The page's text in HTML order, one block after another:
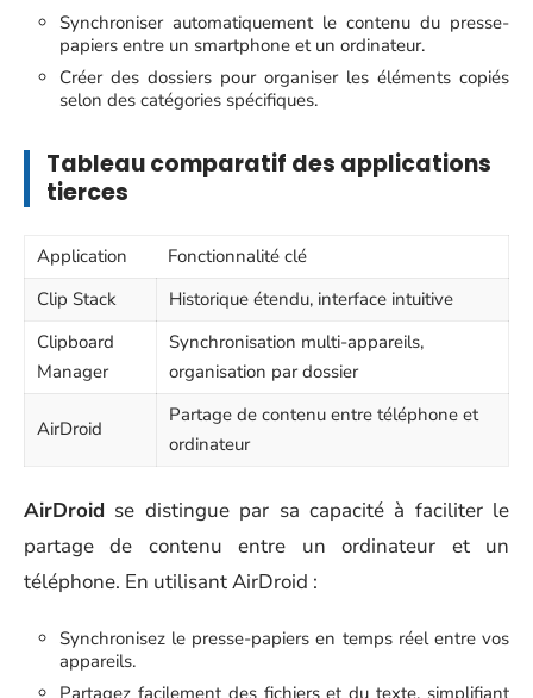
Synchroniser automatiquement le contenu du presse-
papiers entre un smartphone et un ordinateur.
Créer des dossiers pour organiser les éléments copiés
selon des catégories spécifiques.
Tableau comparatif des applications
tierces
Application
Fonctionnalité clé
Clip Stack
Historique étendu, interface intuitive
Clipboard
Manager
Synchronisation multi-appareils,
organisation par dossier
AirDroid
Partage de contenu entre téléphone et
ordinateur
AirDroid se distingue par sa capacité à faciliter le
partage de contenu entre un ordinateur et un
téléphone. En utilisant AirDroid :
Synchronisez le presse-papiers en temps réel entre vos
appareils.
Partagez facilement des fichiers et du texte, simplifiant